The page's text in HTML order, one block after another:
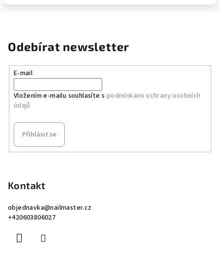
Odebírat newsletter
E-mail
Vložením e-mailu souhlasíte s podmínkami ochrany osobních
údajů
Přihlásit se
Kontakt
objednavka@nailmaster.cz
+420603806027